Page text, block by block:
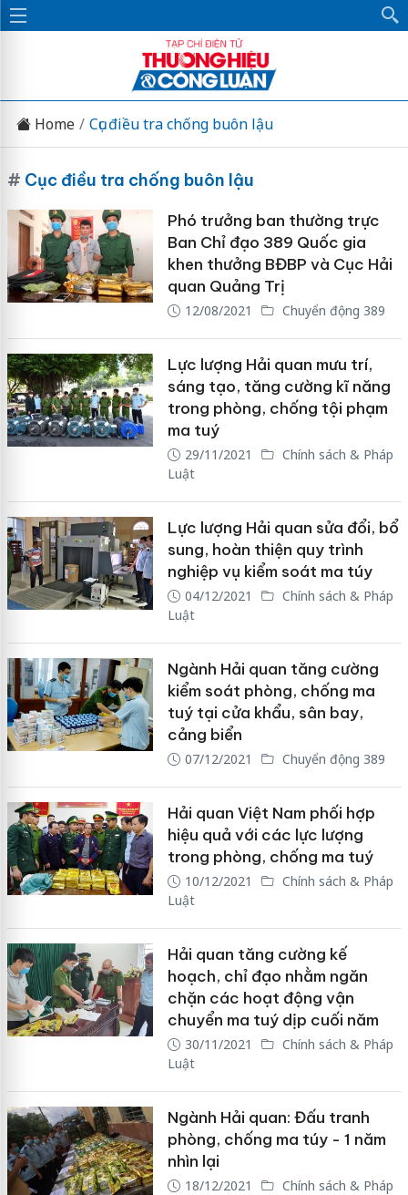
Home Cục điều tra chống buôn lậu
# Cục điều tra chống buôn lậu
Phó trưởng ban thường trực
Ban Chỉ đạo 389 Quốc gia
khen thưởng BĐBP và Cục Hải
quan Quảng Trị
12/08/2021 Chuyển động 389
Lực lượng Hải quan mưu trí,
sáng tạo, tăng cường kĩ năng
trong phòng, chống tội phạm
ma tuý
29/11/2021
Chính sách & Pháp
Luật
Lực lượng Hải quan sửa đổi, bổ
sung, hoàn thiện quy trình
nghiệp vụ kiểm soát ma túy
04/12/2021
Chính sách & Pháp
Luật
Ngành Hải quan tăng cường
kiểm soát phòng, chống ma
tuý tại cửa khẩu, sân bay,
cảng biển
07/12/2021 Chuyển động 389
Hải quan Việt Nam phối hợp
hiệu quả với các lực lượng
trong phòng, chống ma tuý
10/12/2021
Chính sách & Pháp
Luật
Hải quan tăng cường kế
hoạch, chỉ đạo nhằm ngăn
chặn các hoạt động vận
chuyển ma tuý dịp cuối năm
30/11/2021
Chính sách & Pháp
Luật
Ngành Hải quan: Đấu tranh
phòng, chống ma túy - 1 năm
nhìn lại
18/12/2021
Chính sách & Pháp